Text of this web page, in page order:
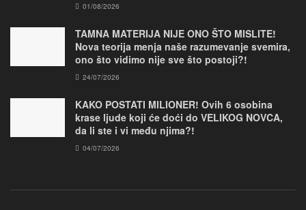
01/08/2026
TAMNA MATERIJA NIJE ONO ŠTO MISLITE!
Nova teorija menja naše razumevanje svemira,
ono što vidimo nije sve što postoji?!
24/07/2026
KAKO POSTATI MILIONER! Ovih 6 osobina
krase ljude koji će doći do VELIKOG NOVCA,
da li ste i vi među njima?!
04/07/2026